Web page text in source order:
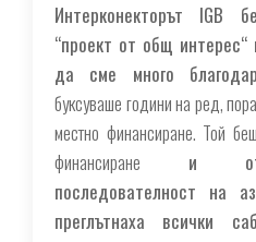
Интерконекторът IGB
“проект от общ
да сме много
буксуваше години на ред,
местно финансиране. Той
финансиране и от
последователност на
преглътнаха всички